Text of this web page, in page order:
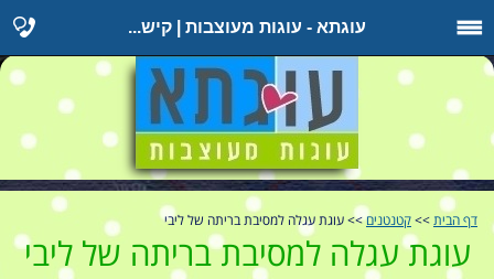
עוגתא - עוגות מעוצבות | קיש...
דף הבית >> קטנטנים>> עוגת עגלה למסיבת בריתה של ליבי
עוגת עגלה למסיבת בריתה של ליבי